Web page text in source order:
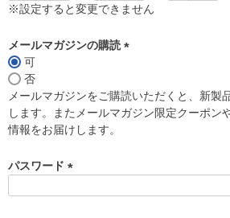
※設定すると変更できません
メールマガジンの購読
須
)
可
否
メールマガジンをご購読いただくと、新製
します。またメールマガジン限定クーポン
情報をお届けします。
パスワード